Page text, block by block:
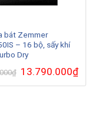
bát Zemmer
– 16 bộ, sấy khí
Dry
₫ Giá
gốc
là:
13.790.000₫Giá
hiện
tại